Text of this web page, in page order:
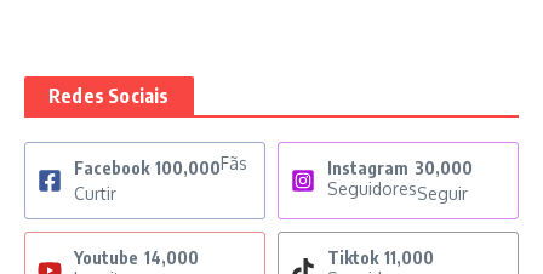
Redes Sociais
Facebook 100,000Fãs
Curtir
Instagram 30,000
SeguidoresSeguir
Youtube 14,000
Tiktok 11,000